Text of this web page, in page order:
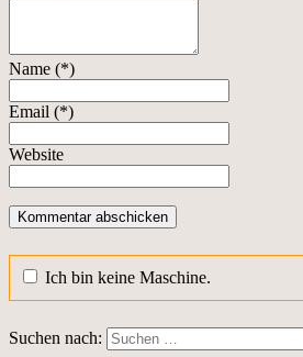
Name (*)
Email (*)
Website
Ich bin keine Maschine.
Suchen nach: